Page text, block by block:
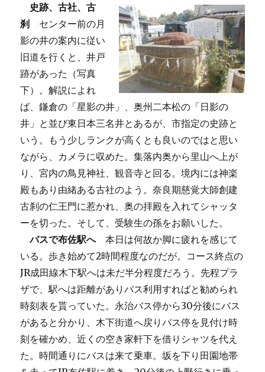
史跡、古社、古
刹
センター前の月
影の井の案内に従い
旧道を行くと、井戸
跡があった（写真
下）。解説によれ
ば、鎌倉の「星影の井」、奥州二本松の「日影の
井」と並び東日本三名井とあるが、市指定の史跡と
いう。もう少しランクが高くとも良いのではと思い
ながら、カメラに収めた。集落内奥から里山へ上が
り、宮内の鳥見神社、観音寺と回る。境内には神楽
殿もあり由緒ある古社のよう。奈良期慈覚大師創建
古刹の仁王門に惹かれ、奥の拝殿を入れてシャッタ
ーを切った。そして、受験生の孫をお願いした。
バスで布佐駅へ本日は何故か脚に疲れを感じて
いる。歩き始めて2時間程度なのだが。コース終点の
JR成田線木下駅へは未だ半分程度だろう。先程プラ
ザで、駅へは距離がありバス利用すればと勧められ
時刻表を貰っていた。永治バス停から30分後にバス
があると分かり、木下街道へ戻りバス停を見付け時
刻を確かめ、近くの空き家軒下を借りシャツを代え
た。時間通りにバスは来て乗車。坂を下り田園地帯